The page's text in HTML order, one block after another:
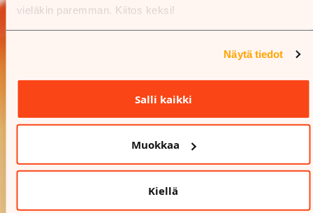
vieläkin paremman. Kiitos keksi!
Näytä tiedot
Salli kaikki
Muokkaa
Kiellä